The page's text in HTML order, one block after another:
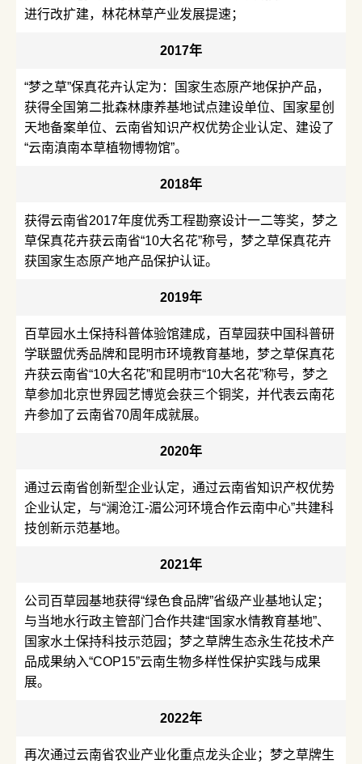
进行改扩建，林花林草产业发展提速；
2017年
“梦之草”保真花卉认定为：国家生态原产地保护产品，
获得全国第二批森林康养基地试点建设单位、国家星创
天地备案单位、云南省知识产权优势企业认定、建设了
“云南滇南本草植物博物馆”。
2018年
获得云南省2017年度优秀工程勘察设计一二等奖，梦之
草保真花卉获云南省“10大名花”称号，梦之草保真花卉
获国家生态原产地产品保护认证。
2019年
百草园水土保持科普体验馆建成，百草园获中国科普研
学联盟优秀品牌和昆明市环境教育基地，梦之草保真花
卉获云南省“10大名花”和昆明市“10大名花”称号，梦之
草参加北京世界园艺博览会获三个铜奖，并代表云南花
卉参加了云南省70周年成就展。
2020年
通过云南省创新型企业认定，通过云南省知识产权优势
企业认定，与“澜沧江-湄公河环境合作云南中心”共建科
技创新示范基地。
2021年
公司百草园基地获得“绿色食品牌”省级产业基地认定；
与当地水行政主管部门合作共建“国家水情教育基地”、
国家水土保持科技示范园；梦之草牌生态永生花技术产
品成果纳入“COP15”云南生物多样性保护实践与成果
展。
2022年
再次通过云南省农业产业化重点龙头企业；梦之草牌生